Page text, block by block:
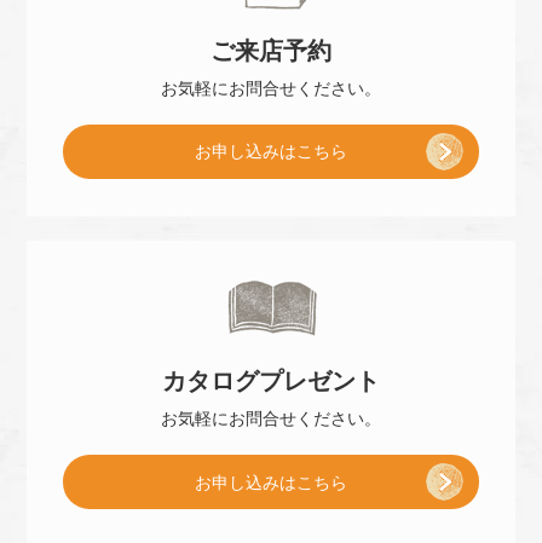
ご来店予約
お気軽にお問合せください。
予
お申し込みはこちら
カタログプレゼント
お気軽にお問合せください。
お申し込みはこちら